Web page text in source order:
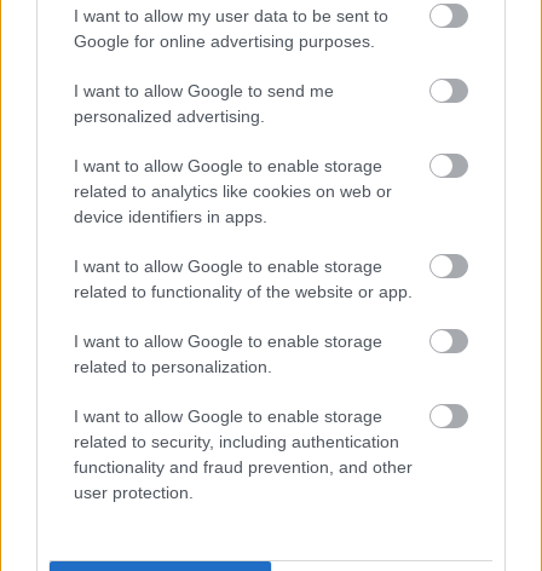
I want to allow my user data to be sent to
Google for online advertising purposes.
I want to allow Google to send me
personalized advertising.
I want to allow Google to enable storage
related to analytics like cookies on web or
device identifiers in apps.
I want to allow Google to enable storage
related to functionality of the website or app.
I want to allow Google to enable storage
related to personalization.
I want to allow Google to enable storage
related to security, including authentication
functionality and fraud prevention, and other
user protection.
rieka. Miestni remeselníci vytvorili bývanie,